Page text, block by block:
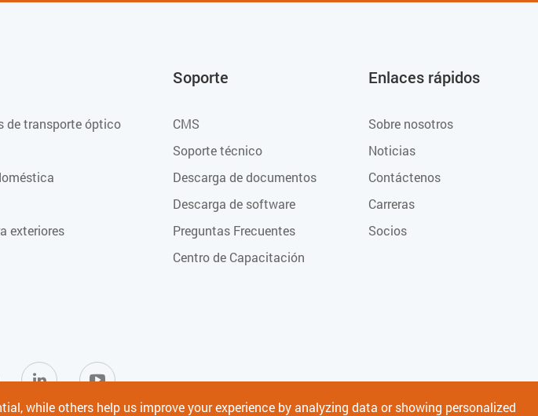
de transporte óptico
exteriores
Soporte
CMS
Soporte técnico
Descarga de documentos
Descarga de software
Preguntas Frecuentes
Centro de Capacitación
Enlaces rápidos
Sobre nosotros
Noticias
Contáctenos
Carreras
Socios
while others help us improve your experience by analyzing data or showing personalized